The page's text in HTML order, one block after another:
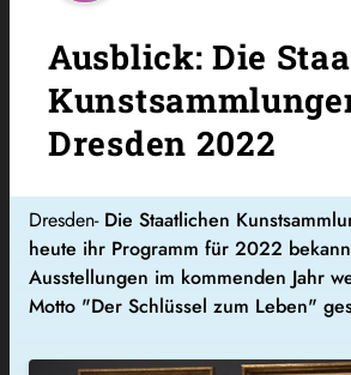
Ausblick: Die
Dresden 2022
Dresden- Die Staatlichen
heute ihr Programm für 2022
Ausstellungen im kommenden Jahr
Motto "Der Schlüssel zum Leben"